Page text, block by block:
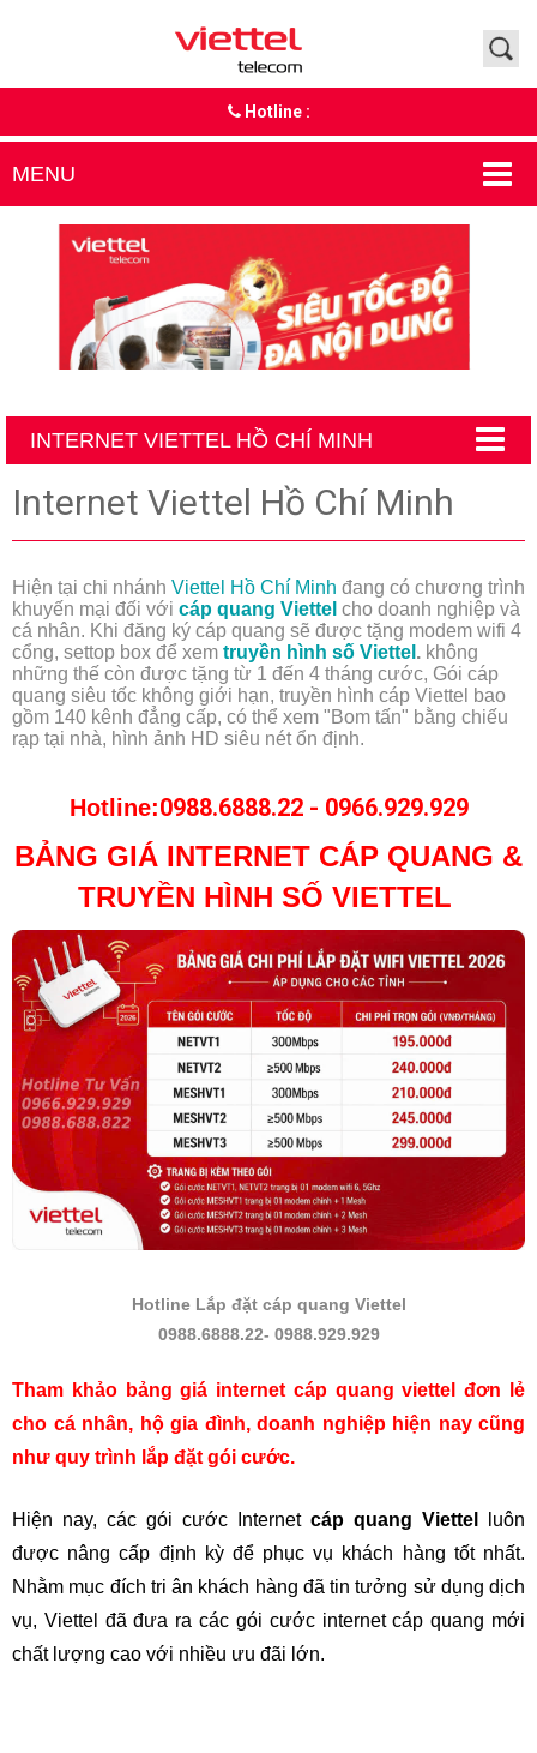
Hotline :
MENU
INTERNET VIETTEL HỒ CHÍ MINH
Internet Viettel Hồ Chí Minh
Hiện tại chi nhánh Viettel Hồ Chí Minh đang có chương trình
khuyến mại đối với cáp quang Viettel cho doanh nghiệp và
cá nhân. Khi đăng ký cáp quang sẽ được tặng modem wifi 4
cổng, settop box để xem truyền hình số Viettel . không
những thế còn được tặng từ 1 đến 4 tháng cước, Gói cáp
quang siêu tốc không giới hạn, truyền hình cáp Viettel bao
gồm 140 kênh đẳng cấp, có thể xem "Bom tấn" bằng chiếu
rạp tại nhà, hình ảnh HD siêu nét ổn định.
Hotline:0988.6888.22 - 0966.929.929
BẢNG GIÁ INTERNET CÁP QUANG &
TRUYỀN HÌNH SỐ VIETTEL
Hotline Lắp đặt cáp quang Viettel
0988.6888.22- 0988.929.929
Tham khảo bảng giá internet cáp quang viettel đơn lẻ
cho cá nhân, hộ gia đình, doanh nghiệp hiện nay cũng
như quy trình lắp đặt gói cước.
Hiện nay, các gói cước Internet cáp quang Viettel
luôn
được nâng cấp định kỳ để phục vụ khách hàng tốt nhất.
Nhằm mục đích tri ân khách hàng đã tin tưởng sử dụng dịch
vụ, Viettel đã đưa ra các gói cước internet cáp quang mới
chất lượng cao với nhiều ưu đãi lớn.